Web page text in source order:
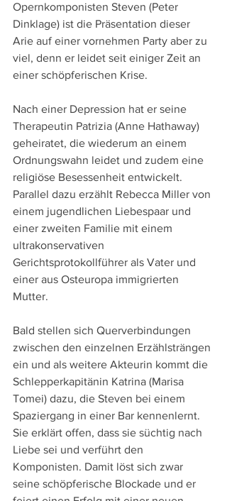
Opernkomponisten Steven (Peter
Dinklage) ist die Präsentation dieser
Arie auf einer vornehmen Party aber zu
viel, denn er leidet seit einiger Zeit an
einer schöpferischen Krise.
Nach einer Depression hat er seine
Therapeutin Patrizia (Anne Hathaway)
geheiratet, die wiederum an einem
Ordnungswahn leidet und zudem eine
religiöse Besessenheit entwickelt.
Parallel dazu erzählt Rebecca Miller von
einem jugendlichen Liebespaar und
einer zweiten Familie mit einem
ultrakonservativen
Gerichtsprotokollführer als Vater und
einer aus Osteuropa immigrierten
Mutter.
Bald stellen sich Querverbindungen
zwischen den einzelnen Erzählsträngen
ein und als weitere Akteurin kommt die
Schlepperkapitänin Katrina (Marisa
Tomei) dazu, die Steven bei einem
Spaziergang in einer Bar kennenlernt.
Sie erklärt offen, dass sie süchtig nach
Liebe sei und verführt den
Komponisten. Damit löst sich zwar
seine schöpferische Blockade und er